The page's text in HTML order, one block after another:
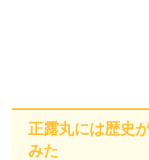
正露丸には歴史
みた